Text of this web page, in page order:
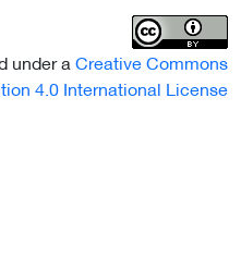
under aCreative Commons
4.0 International License